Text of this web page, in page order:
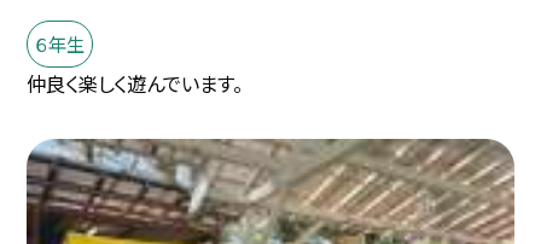
６年生
仲良く楽しく遊んでいます。